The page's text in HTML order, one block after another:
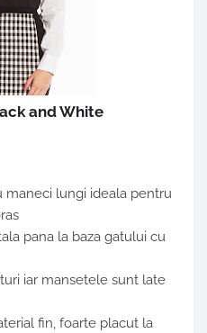
and White
maneci lungi ideala pentru
pana la baza gatului cu
iar mansetele sunt late
fin, foarte placut la